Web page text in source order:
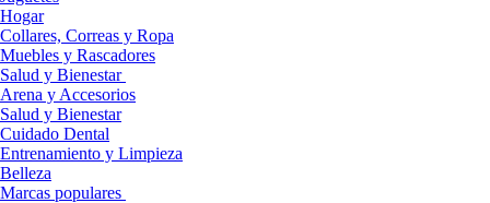
Hogar
Collares, Correas y Ropa
Muebles y Rascadores
Salud y Bienestar
Arena y Accesorios
Salud y Bienestar
Cuidado Dental
Entrenamiento y Limpieza
Belleza
Marcas populares